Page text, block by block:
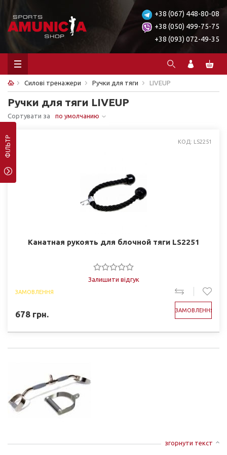
+38 (067) 448-80-08
+38 (050) 499-75-75
+38 (093) 072-49-35
Силові тренажери Ручки для тяги LIVEUP
Ручки для тяги LIVEUP
Сортувати за по умолчанию
ФІЛЬТР КОД: LS2251
Канатная рукоять для блочной тяги LS2251
Залишити відгук
ЗАМОВЛЕННЯ
678 грн. ЗАМОВЛЕННЯ
згорнути текст